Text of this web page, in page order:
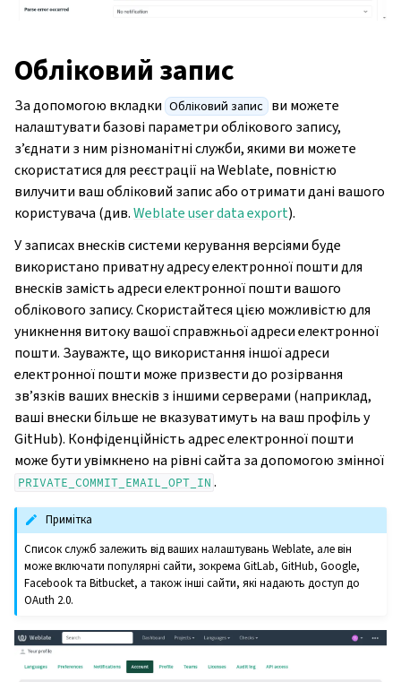
Обліковий запис
За допомогою вкладки Обліковий запис ви можете
налаштувати базові параметри облікового запису,
з’єднати з ним різноманітні служби, якими ви можете
скористатися для реєстрації на Weblate, повністю
вилучити ваш обліковий запис або отримати дані вашого
користувача (див.Weblate user data export).
У записах внесків системи керування версіями буде
використано приватну адресу електронної пошти для
внесків замість адреси електронної пошти вашого
облікового запису. Скористайтеся цією можливістю для
уникнення витоку вашої справжньої адреси електронної
пошти. Зауважте, що використання іншої адреси
електронної пошти може призвести до розірвання
зв’язків ваших внесків з іншими серверами (наприклад,
ваші внески більше не вказуватимуть на ваш профіль у
GitHub). Конфіденційність адрес електронної пошти
може бути увімкнено на рівні сайта за допомогою змінної
PRIVATE_COMMIT_EMAIL_OPT_IN .
Примітка
Список служб залежить від ваших налаштувань Weblate, але він
може включати популярні сайти, зокрема GitLab, GitHub, Google,
Facebook та Bitbucket, а також інші сайти, які надають доступ до
OAuth 2.0.